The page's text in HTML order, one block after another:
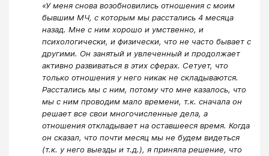
«У меня снова возобновились отношения с моим
бывшим МЧ, с которым мы расстались 4 месяца
назад. Мне с ним хорошо и умственно, и
психологически, и физически, что не часто бывает с
другими. Он занятый и увлеченный и продолжает
активно развиваться в этих сферах. Сетует, что
только отношения у него никак не складываются.
Расстались мы с ним, потому что мне казалось, что
мы с ним проводим мало времени, т.к. сначала он
решает все свои многочисленные дела, а
отношения откладывает на оставшееся время. Когда
он сказал, что почти месяц мы не будем видеться
(т.к. у него выезды и т.д.), я приняла решение, что